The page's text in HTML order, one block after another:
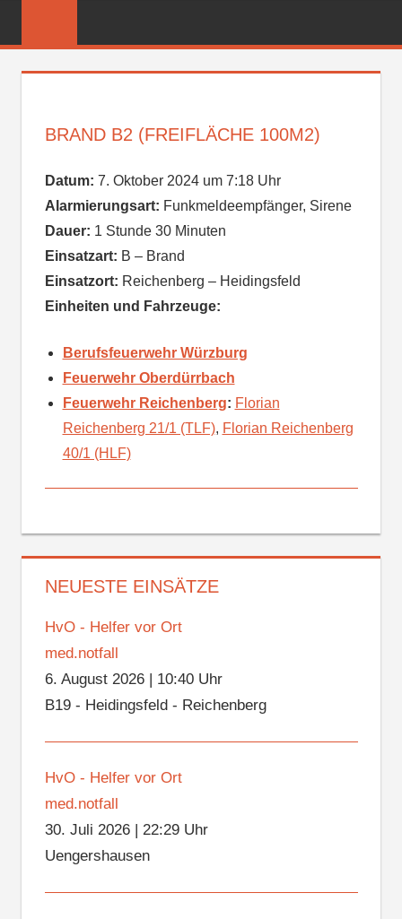
FEUERWEHR
BRAND B2 (FREIFLÄCHE 100M2)
Datum: 7. Oktober 2024 um 7:18 Uhr
Alarmierungsart: Funkmeldeempfänger, Sirene
Dauer: 1 Stunde 30 Minuten
Einsatzart: B – Brand
Einsatzort: Reichenberg – Heidingsfeld
Einheiten und Fahrzeuge:
Berufsfeuerwehr Würzburg
Feuerwehr Oberdürrbach
Feuerwehr Reichenberg: Florian
Reichenberg 21/1 (TLF), Florian Reichenberg
40/1 (HLF)
NEUESTE EINSÄTZE
HvO - Helfer vor Ort
med.notfall
6. August 2026| 10:40 Uhr
B19 - Heidingsfeld - Reichenberg
HvO - Helfer vor Ort
med.notfall
30. Juli 2026| 22:29 Uhr
Uengershausen